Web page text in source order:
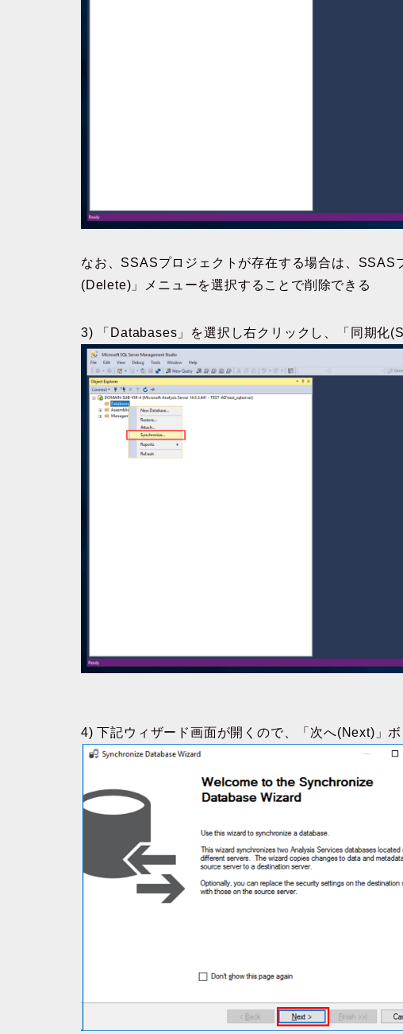
なお、SSASプロジェクトが存在する場合は、SSAS
(Delete)」メニューを選択することで削除できる
3) 「Databases」を選択し右クリックし、「同期化
4) 下記ウィザード画面が開くので、「次へ(Next)」